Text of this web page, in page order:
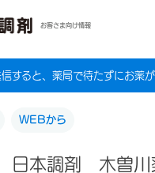
お客さま向け情報
すると、薬局で待たずにお薬が
WEBから
日本調剤 木曽川